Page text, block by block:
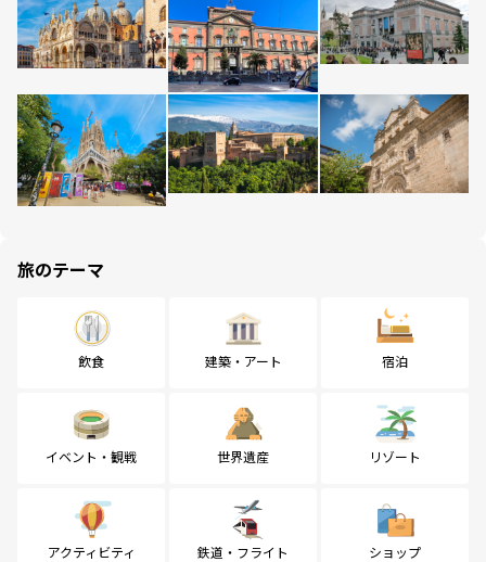
旅のテーマ
飲食 建築・アート 宿泊
イベント・観戦 世界遺産 リゾート
アクティビティ 鉄道・フライト ショップ